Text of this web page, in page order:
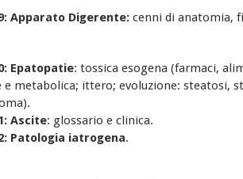
Apparato Digerente: cenni di anatomia,
Epatopatie: tossica esogena (farmaci,
e metabolica; ittero; evoluzione: steatosi,
Ascite: glossario e clinica.
Patologia iatrogena.